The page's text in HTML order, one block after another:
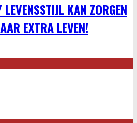
LEVENSSTIJL KAN ZORGEN
EXTRA LEVEN!